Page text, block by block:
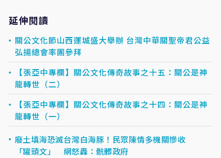
延伸閱讀
關公文化節山西運城盛大舉辦 台灣中華關聖帝君公益
弘揚總會率團參拜
【張亞中專欄】關公文化傳奇故事之十五：關公是神
龍轉世（二）
【張亞中專欄】關公文化傳奇故事之十四：關公是神
龍轉世（一）
廢土填海恐滅台灣白海豚！民眾陳情多機關慘收
「罐頭文」 網怒轟：骯髒政府